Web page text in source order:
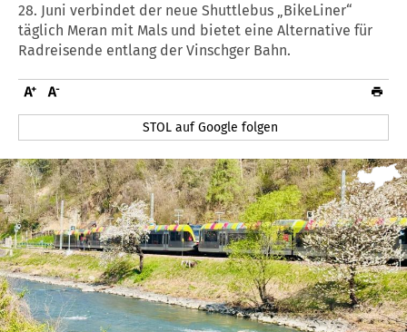
28. Juni verbindet der neue Shuttlebus „BikeLiner“
täglich Meran mit Mals und bietet eine Alternative für
Radreisende entlang der Vinschger Bahn.
STOL auf Google folgen